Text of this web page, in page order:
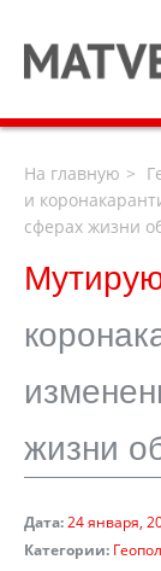
На главную
и
сферах жизни
жизни
Дата:24 января,
Категории: